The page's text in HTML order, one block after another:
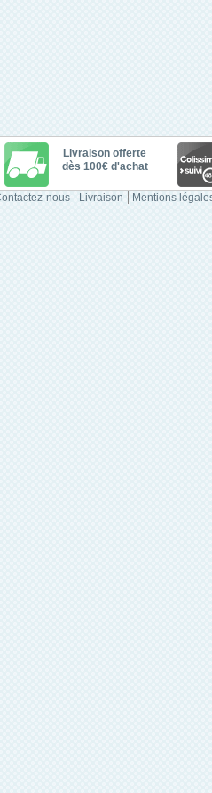
Livraison offerte
dès 100€ d'achat
nous Livraison Mentions